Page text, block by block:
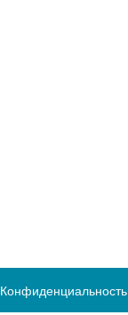
Конфиденциальность